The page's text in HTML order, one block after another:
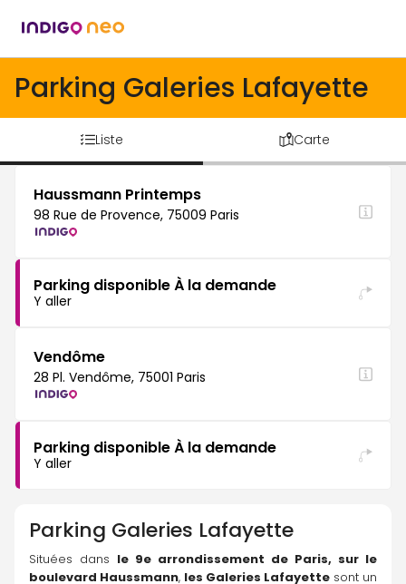
Parking Galeries Lafayette
Liste Carte
Haussmann Printemps
98 Rue de Provence, 75009 Paris
Parking disponible À la demande
Y aller
Vendôme
28 Pl. Vendôme, 75001 Paris
Parking disponible À la demande
Y aller
Parking Galeries Lafayette
Situées dans le 9e arrondissement de Paris, sur le
boulevard Haussmann, les Galeries Lafayette sont un